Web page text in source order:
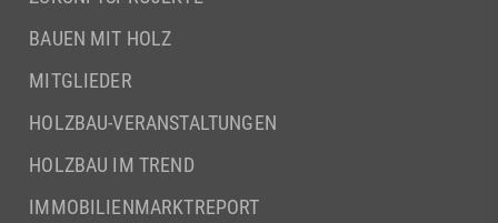
BAUEN MIT HOLZ
MITGLIEDER
HOLZBAU-VERANSTALTUNGEN
HOLZBAU IM TREND
IMMOBILIENMARKTREPORT